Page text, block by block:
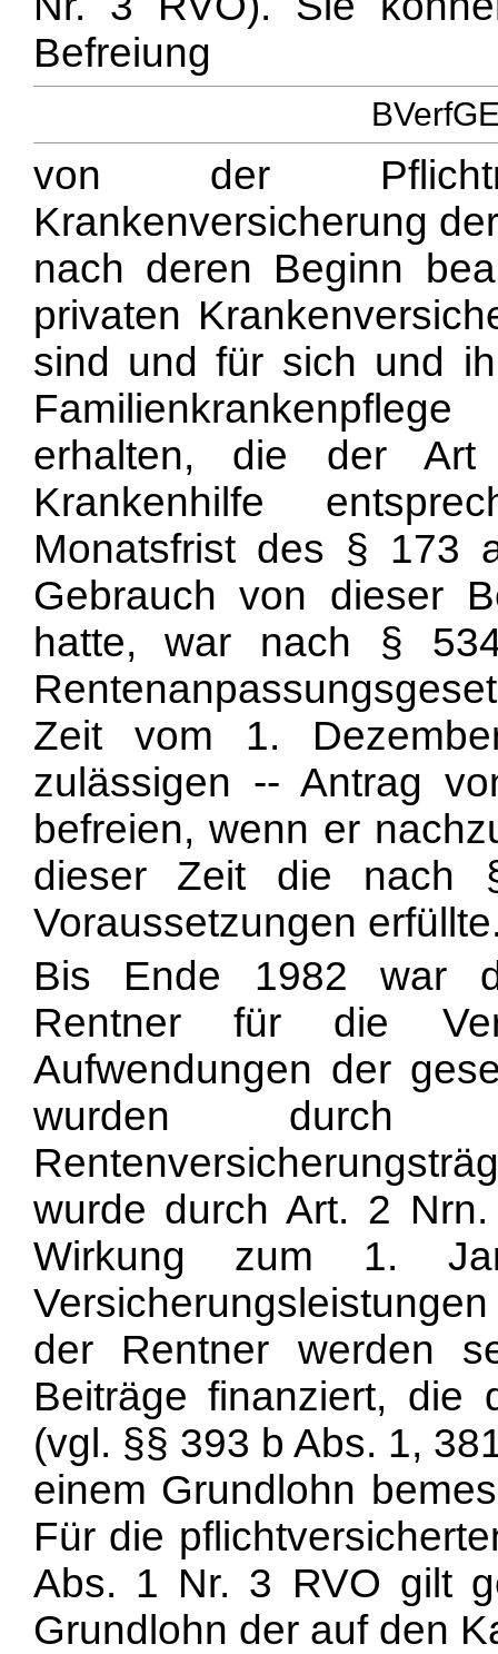
Befreiung
von der
Krankenversicherung
nach deren Beginn
privaten
sind und für sich und
erhalten, die der
Krankenhilfe
Monatsfrist des § 173
Gebrauch von dieser
hatte, war nach §
Zeit vom 1.
zulässigen -- Antrag
befreien, wenn er
dieser Zeit die nach
Voraussetzungen
Bis Ende 1982 war
Rentner für die
Aufwendungen der
wurden durch
wurde durch Art. 2
Wirkung zum 1.
der Rentner werden
Beiträge finanziert, die
(vgl. §§ 393 b Abs. 1,
einem Grundlohn
Für die
Abs. 1 Nr. 3 RVO gilt
Grundlohn der auf den